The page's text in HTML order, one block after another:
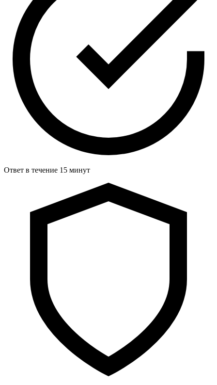
Ответ в течение 15 минут